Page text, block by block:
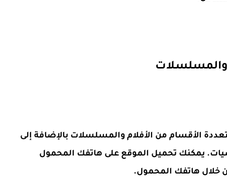
الأقسام من الأفلام والمسلسلات بالإضافة إلى
يمكنك تحميل الموقع على هاتفك المحمول
خلال هاتفك المحمول.